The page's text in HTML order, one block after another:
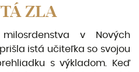
ZLA
v Nových
istá učiteľka so svojou
s výkladom. Keď